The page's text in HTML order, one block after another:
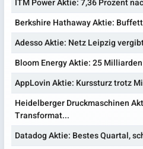
ITM Power Aktie: 7,36 Prozent
Berkshire Hathaway Aktie:
Adesso Aktie: Netz Leipzig
Bloom Energy Aktie: 25
AppLovin Aktie: Kurssturz trotz
Heidelberger Druckmaschinen
Transformat...
Datadog Aktie: Bestes Quartal,